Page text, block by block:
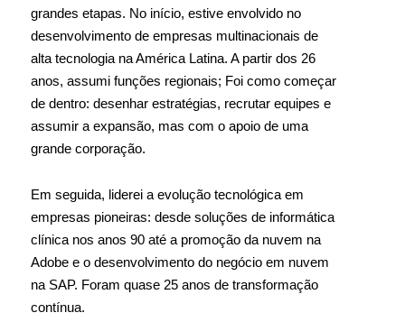
grandes etapas. No início, estive envolvido no
desenvolvimento de empresas multinacionais de
alta tecnologia na América Latina. A partir dos 26
anos, assumi funções regionais; Foi como começar
de dentro: desenhar estratégias, recrutar equipes e
assumir a expansão, mas com o apoio de uma
grande corporação.
Em seguida, liderei a evolução tecnológica em
empresas pioneiras: desde soluções de informática
clínica nos anos 90 até a promoção da nuvem na
Adobe e o desenvolvimento do negócio em nuvem
na SAP. Foram quase 25 anos de transformação
contínua.